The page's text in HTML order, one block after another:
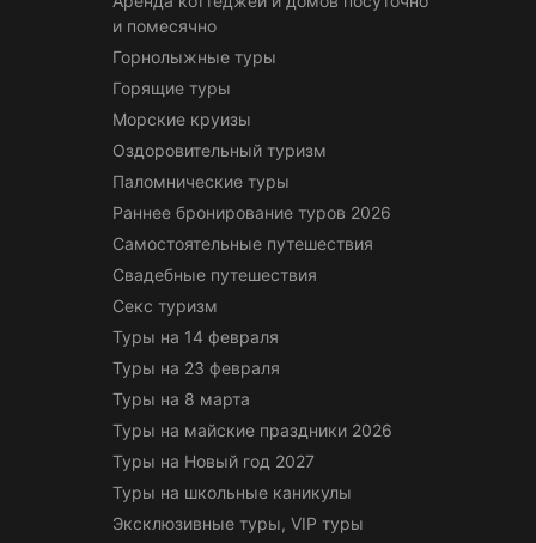
и помесячно
Горнолыжные туры
Горящие туры
Морские круизы
Оздоровительный туризм
Паломнические туры
Раннее бронирование туров 2026
Самостоятельные путешествия
Свадебные путешествия
Секс туризм
Туры на 14 февраля
Туры на 23 февраля
Туры на 8 марта
Туры на майские праздники 2026
Туры на Новый год 2027
Туры на школьные каникулы
Эксклюзивные туры, VIP туры